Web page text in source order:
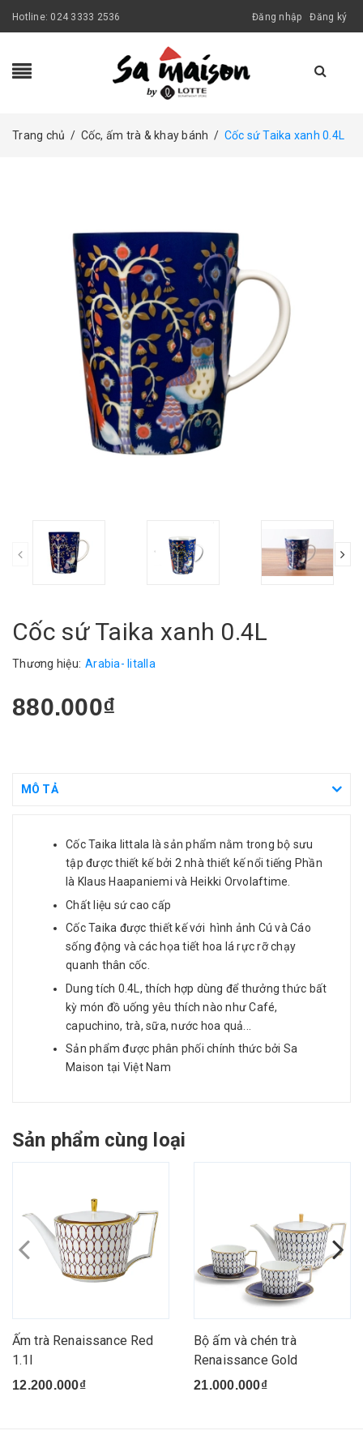
Hotline: 024 3333 2536 Đăng nhập Đăng ký
Trang chủ / Cốc, ấm trà & khay bánh / Cốc sứ Taika xanh 0.4L
Cốc sứ Taika xanh 0.4L
Thương hiệu: Arabia- Iitalla
880.000₫
MÔ TẢ
Cốc Taika Iittala là sản phẩm nằm trong bộ sưu
tập được thiết kế bởi 2 nhà thiết kế nổi tiếng Phần
là Klaus Haapaniemi và Heikki Orvolaftime.
Chất liệu sứ cao cấp
Cốc Taika được thiết kế với hình ảnh Cú và Cáo
sống động và các họa tiết hoa lá rực rỡ chạy
quanh thân cốc.
Dung tích 0.4L, thích hợp dùng để thưởng thức bất
kỳ món đồ uống yêu thích nào như Café,
capuchino, trà, sữa, nước hoa quả...
Sản phẩm được phân phối chính thức bởi Sa
Maison tại Việt Nam
Sản phẩm cùng loại
Ấm trà Renaissance Red
1.1l
12.200.000₫
Bộ ấm và chén trà
Renaissance Gold
21.000.000₫